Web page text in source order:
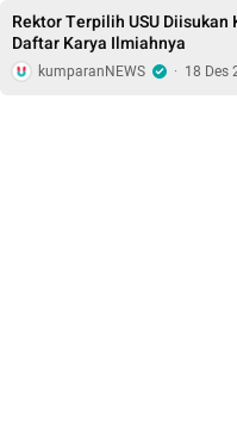
Rektor Terpilih USU
Daftar Karya Ilmiahnya
kumparanNEWS · 18 Des